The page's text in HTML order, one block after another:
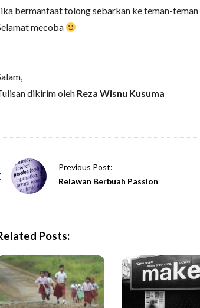
bermanfaat tolong sebarkan ke teman-teman
mecoba
dikirim oleh Reza Wisnu Kusuma
Previous Post:
Relawan Berbuah Passion
Posts: